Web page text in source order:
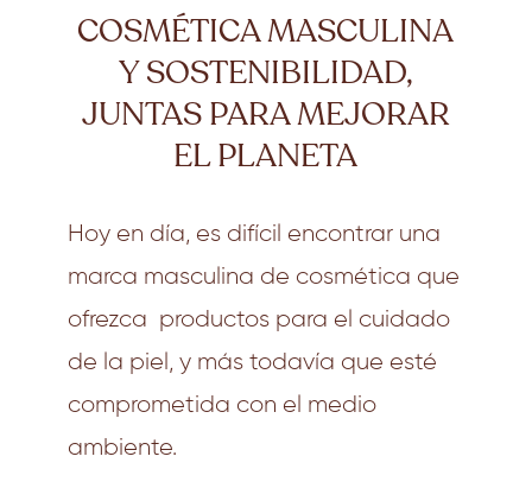
COSMÉTICA MASCULINA
Y SOSTENIBILIDAD,
JUNTAS PARA MEJORAR
EL PLANETA
Hoy en día, es difícil encontrar una
marca masculina de cosmética que
ofrezca productos para el cuidado
de la piel, y más todavía que esté
comprometida con el medio
ambiente.